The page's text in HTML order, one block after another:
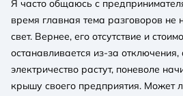
Я часто общаюсь с
время главная тема разговоров не
свет. Вернее, его отсутствие и
останавливается из-за отключения,
электричество растут, поневоле
крышу своего предприятия. Может